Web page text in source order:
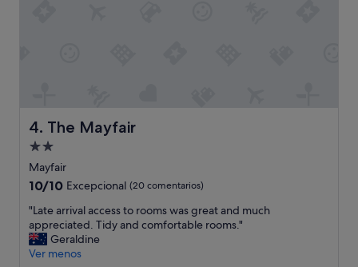
4. The Mayfair
The Mayfair
Alojamiento
de
2.0 estrellas
Mayfair
10.0
10,
Excepcional,
(20 comentarios)
10/10 Excepcional (20 comentarios)
"
L
a
t
"Late arrival access to rooms was great and much
appreciated. Tidy and comfortable rooms."
Geraldine
Ver menos